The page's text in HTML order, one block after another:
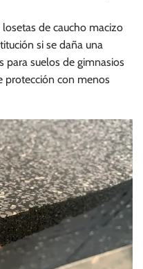
de caucho macizo
si se daña una
para suelos de gimnasios
protección con menos